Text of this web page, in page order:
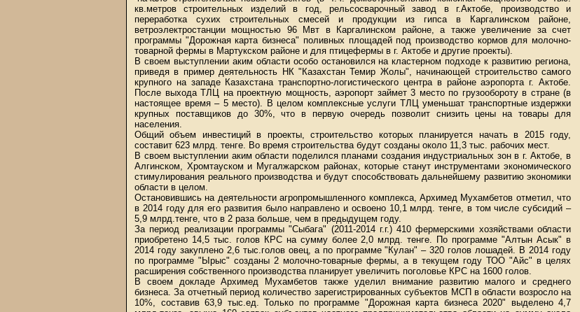
кв.метров строительных изделий в год, рельсосварочный завод в г.Актобе, производство и
переработка сухих строительных смесей и продукции из гипса в Каргалинском районе,
ветроэлектростанции мощностью 96 Мвт в Каргалинском районе, а также увеличение за счет
программы "Дорожная карта бизнеса" поливных площадей под производство кормов для молочно-
товарной фермы в Мартукском районе и для птицефермы в г. Актобе и другие проекты).
В своем выступлении аким области особо остановился на кластерном подходе к развитию региона,
приведя в пример деятельность НК "Казахстан Темир Жолы", начинающей строительство самого
крупного на западе Казахстана транспортно-логистического центра в районе аэропорта г. Актобе.
После выхода ТЛЦ на проектную мощность, аэропорт займет 3 место по грузообороту в стране (в
настоящее время – 5 место). В целом комплексные услуги ТЛЦ уменьшат транспортные издержки
крупных поставщиков до 30%, что в первую очередь позволит снизить цены на товары для
населения.
Общий объем инвестиций в проекты, строительство которых планируется начать в 2015 году,
составит 623 млрд. тенге. Во время строительства будут созданы около 11,3 тыс. рабочих мест.
В своем выступлении аким области поделился планами создания индустриальных зон в г. Актобе, в
Алгинском, Хромтауском и Мугалжарском районах, которые станут инструментами экономического
стимулирования реального производства и будут способствовать дальнейшему развитию экономики
области в целом.
Остановившись на деятельности агропромышленного комплекса, Архимед Мухамбетов отметил, что
в 2014 году для его развития было направлено и освоено 10,1 млрд. тенге, в том числе субсидий –
5,9 млрд.тенге, что в 2 раза больше, чем в предыдущем году.
За период реализации программы "Сыбага" (2011-2014 г.г.) 410 фермерскими хозяйствами области
приобретено 14,5 тыс. голов КРС на сумму более 2,0 млрд. тенге. По программе "Алтын Асык" в
2014 году закуплено 2,6 тыс.голов овец, а по программе "Кулан" – 320 голов лошадей. В 2014 году
по программе "Ырыс" созданы 2 молочно-товарные фермы, а в текущем году ТОО "Айс" в целях
расширения собственного производства планирует увеличить поголовье КРС на 1600 голов.
В своем докладе Архимед Мухамбетов также уделил внимание развитию малого и среднего
бизнеса. За отчетный период количество зарегистрированных субъектов МСП в области возросло на
10%, составив 63,9 тыс.ед. Только по программе "Дорожная карта бизнеса 2020" выделено 4,7